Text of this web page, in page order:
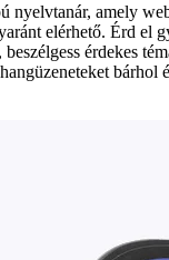
nyelvtanár, amely
elérhető. Érd el
érdekes
bárhol